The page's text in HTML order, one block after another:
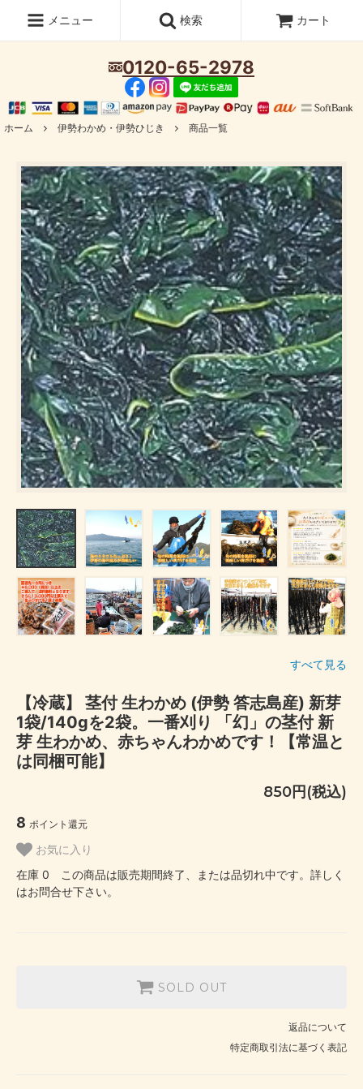
0120-65-2978
メニュー 検索 カート
ホーム 伊勢わかめ・伊勢ひじき 商品一覧
すべて見る
【冷蔵】 茎付 生わかめ (伊勢 答志島産) 新芽
1袋/140gを2袋。一番刈り 「幻」の茎付 新
芽 生わかめ、赤ちゃんわかめです！【常温と
は同梱可能】
850円(税込)
8 ポイント還元
お気に入り
在庫 0 この商品は販売期間終了、または品切れ中です。詳しく
はお問合せ下さい。
SOLD OUT
返品について
特定商取引法に基づく表記